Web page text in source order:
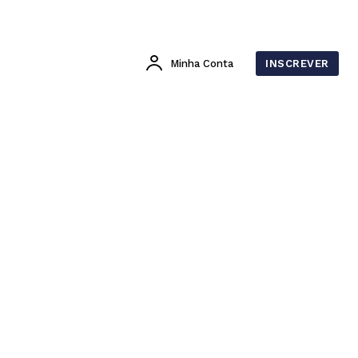
Minha Conta INSCREVER